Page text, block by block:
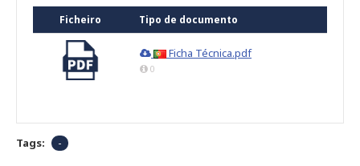
Ficheiro Tipo de documento
Ficha Técnica.pdf
0
Tags: -